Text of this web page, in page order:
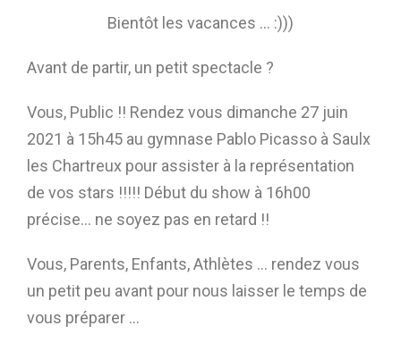
Bientôt les vacances … :)))
Avant de partir, un petit spectacle ?
Vous, Public !! Rendez vous dimanche 27 juin
2021 à 15h45 au gymnase Pablo Picasso à Saulx
les Chartreux pour assister à la représentation
de vos stars !!!!! Début du show à 16h00
précise… ne soyez pas en retard !!
Vous, Parents, Enfants, Athlètes … rendez vous
un petit peu avant pour nous laisser le temps de
vous préparer …